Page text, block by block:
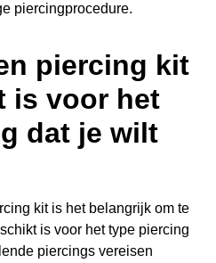
piercingprocedure.
piercing kit
is voor het
dat je wilt
kit is het belangrijk om te
is voor het type piercing
piercings vereisen